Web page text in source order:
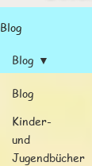
Blog
Blog
Kinder-
und
Jugendbücher
Blog